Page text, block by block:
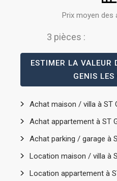
Prix moyen des
3 pièces :
ESTIMER LA VALEUR
GENIS LES
Achat maison / villa à ST
Achat appartement à ST
Achat parking / garage à
Location maison / villa à
Location appartement à